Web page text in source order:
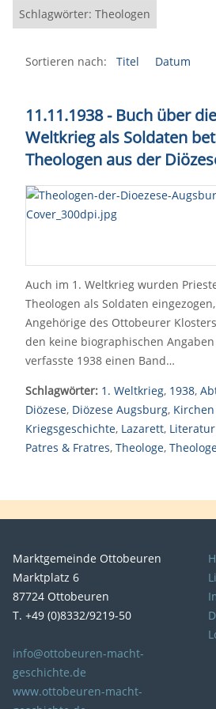
Schlagwörter: Theologen
Sortieren nach: Titel Datum
11.11.1938 - Buch über
Weltkrieg als Soldaten
Theologen aus der
Auch im 1. Weltkrieg wurden
Theologen als Soldaten
Angehörige des Ottobeurer
den keine biographischen
verfasste 1938 einen Band…
Schlagwörter: 1. Weltkrieg, 1938,
Diözese, Diözese Augsburg,
Kriegsgeschichte, Lazarett,
Patres & Fratres, Theologe,
Marktgemeinde Ottobeuren
Marktplatz 6
87724 Ottobeuren
T. +49 (0)8332/9219-50
info@ottobeuren-macht-
geschichte.de
www.ottobeuren-macht-